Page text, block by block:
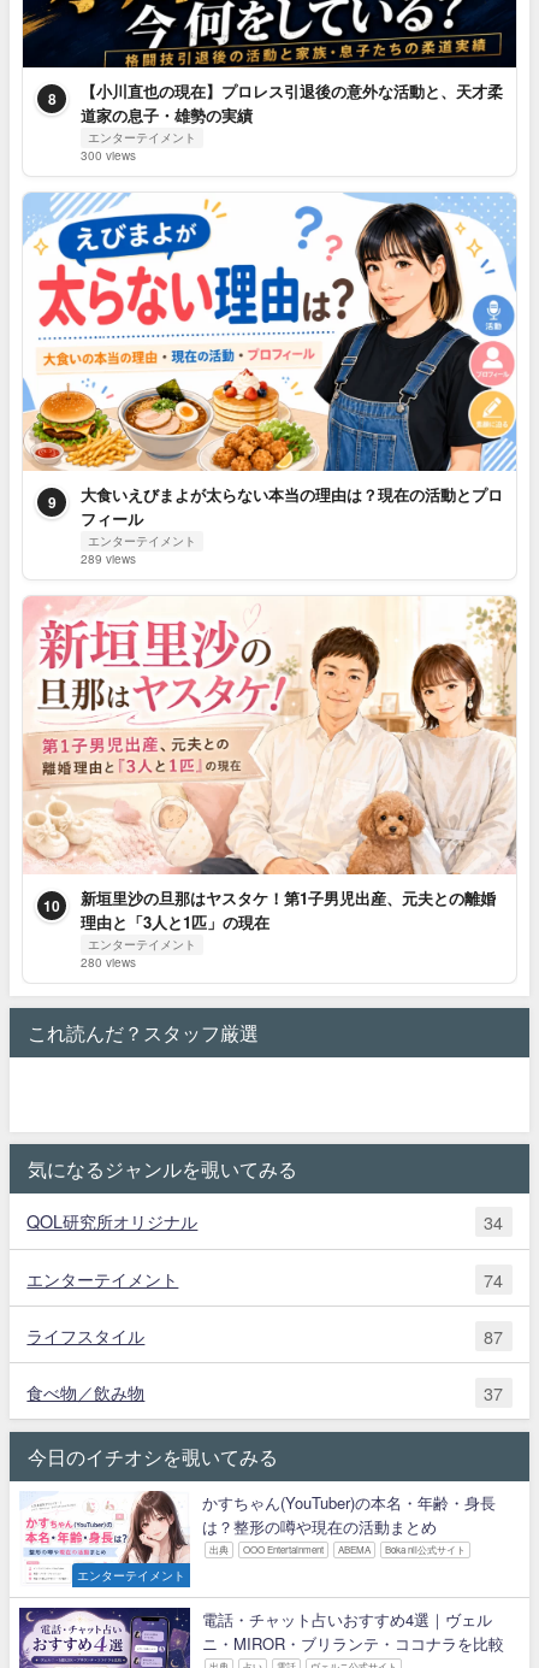
8
【小川直也の現在】プロレス引退後の意外な活動と、天才柔
道家の息子・雄勢の実績
エンターテイメント
300 views
9
大食いえびまよが太らない本当の理由は？現在の活動とプロ
フィール
エンターテイメント
289 views
10
新垣里沙の旦那はヤスタケ！第1子男児出産、元夫との離婚
理由と「3人と1匹」の現在
エンターテイメント
280 views
これ読んだ？スタッフ厳選
気になるジャンルを覗いてみる
QOL研究所オリジナル 34
エンターテイメント 74
ライフスタイル 87
食べ物／飲み物 37
今日のイチオシを覗いてみる
エンターテイメント
かすちゃん(YouTuber)の本名・年齢・身長
は？整形の噂や現在の活動まとめ
出典 OOO Entertainment ABEMA Boka nii公式サイト
電話・チャット占いおすすめ4選｜ヴェル
ニ・MIROR・ブリランテ・ココナラを比較